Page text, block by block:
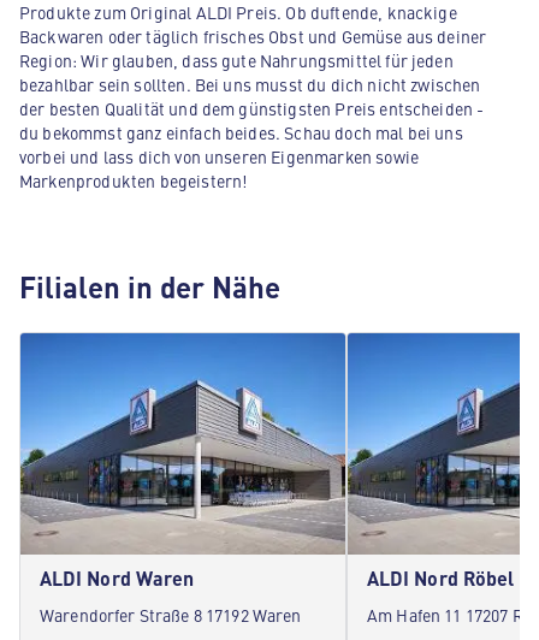
Produkte zum Original ALDI Preis. Ob duftende, knackige
Backwaren oder täglich frisches Obst und Gemüse aus deiner
Region: Wir glauben, dass gute Nahrungsmittel für jeden
bezahlbar sein sollten. Bei uns musst du dich nicht zwischen
der besten Qualität und dem günstigsten Preis entscheiden -
du bekommst ganz einfach beides. Schau doch mal bei uns
vorbei und lass dich von unseren Eigenmarken sowie
Markenprodukten begeistern!
Filialen in der Nähe
ALDI Nord Waren
Warendorfer Straße 8 17192 Waren
ALDI Nord Röbel
Am Hafen 11 17207